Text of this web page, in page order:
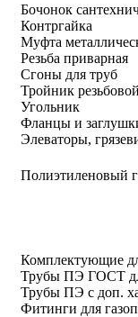
Бочонок
Контргайка
Муфта
Резьба приварная
Сгоны для труб
Тройник резьбовой
Угольник
Фланцы и
Элеваторы,
Полиэтиленовый
Комплектующие
Трубы ПЭ ГОСТ
Трубы ПЭ с доп.
Фитинги для